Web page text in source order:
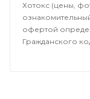
Хотокс (цены,
офертой
Гражданского